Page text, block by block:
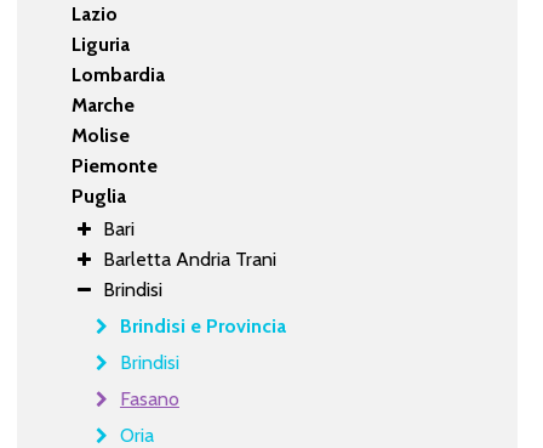
Lazio
Liguria
Lombardia
Marche
Molise
Piemonte
Puglia
Bari
Barletta Andria Trani
Brindisi
Brindisi e Provincia
Brindisi
Fasano
Oria